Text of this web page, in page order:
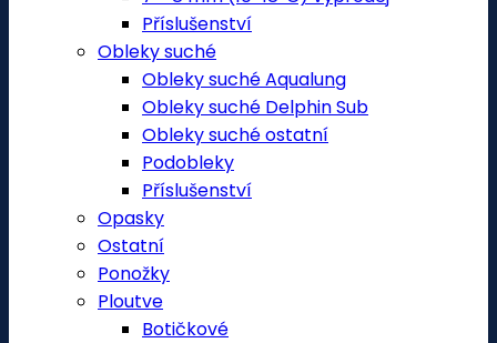
Příslušenství
Obleky suché
Obleky suché Aqualung
Obleky suché Delphin Sub
Obleky suché ostatní
Podobleky
Příslušenství
Opasky
Ostatní
Ponožky
Ploutve
Botičkové